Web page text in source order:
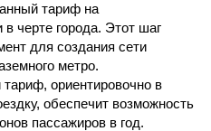
тариф на
черте города. Этот шаг
для создания сети
метро.
ориентировочно в
обеспечит возможность
пассажиров в год.